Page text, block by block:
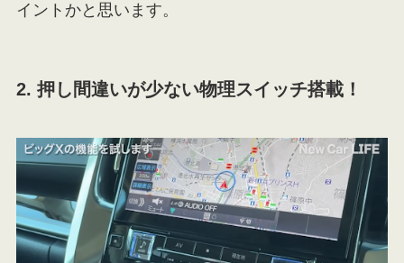
イントかと思います。
2. 押し間違いが少ない物理スイッチ搭載！